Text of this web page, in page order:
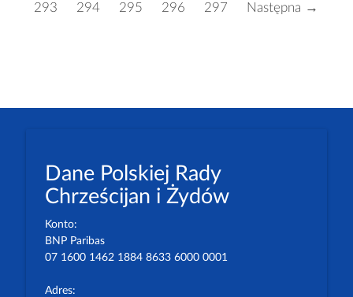
293
294 295 296 297 Następna →
Dane Polskiej Rady
Chrześcijan i Żydów
Konto:
BNP Paribas
07 1600 1462 1884 8633 6000 0001
Adres: